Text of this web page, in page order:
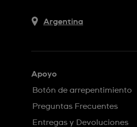
Argentina
Apoyo
Botón de arrepentimiento
Preguntas Frecuentes
Entregas y Devoluciones